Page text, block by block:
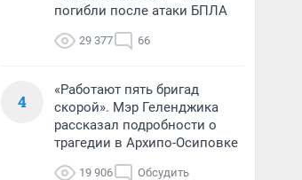
погибли после атаки БПЛА
29 377 66
4
«Работают пять бригад
скорой». Мэр Геленджика
рассказал подробности о
трагедии в Архипо-Осиповке
19 906 Обсудить